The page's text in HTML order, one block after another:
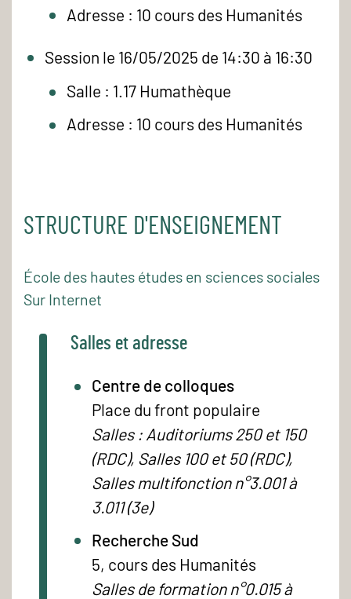
Adresse : 10 cours des Humanités
Session le 16/05/2025 de 14:30 à 16:30
Salle : 1.17 Humathèque
Adresse : 10 cours des Humanités
STRUCTURE D'ENSEIGNEMENT
École des hautes études en sciences sociales
Sur Internet
Salles et adresse
Centre de colloques
Place du front populaire
Salles : Auditoriums 250 et 150
(RDC), Salles 100 et 50 (RDC),
Salles multifonction n°3.001 à
3.011 (3e)
Recherche Sud
5, cours des Humanités
Salles de formation n°0.015 à